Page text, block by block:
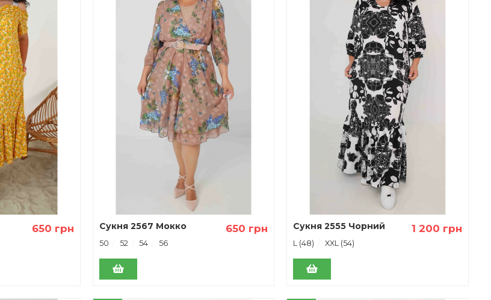
650 грн 650 грн
Сукня 2567 Мокко
50 52 54 56
1 200 грн
Сукня 2555 Чорний
L (48) XXL (54)